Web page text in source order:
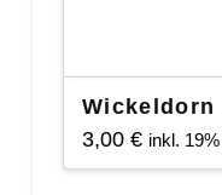
Wickeldorn
3,00 € inkl.